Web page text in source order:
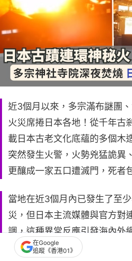
近3個月以來，多宗滿布謎團
火災席捲日本各地！從千年古
載日本古老文化底蘊的多個木
突然發生火警，火勢兇猛詭異
更釀成一家五口遭滅門，死者
當地在近3個月內已發生了至
災，但日本主流媒體與官方對
調，這種異常反應引發海內外
恐的陰謀論甚囂塵上，甚至指
在Google
追蹤《香港01》